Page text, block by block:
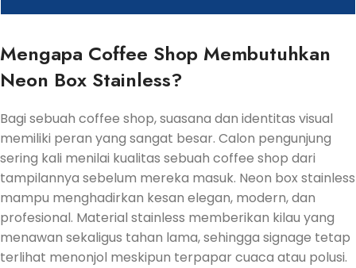
Mengapa Coffee Shop Membutuhkan
Neon Box Stainless?
Bagi sebuah coffee shop, suasana dan identitas visual
memiliki peran yang sangat besar. Calon pengunjung
sering kali menilai kualitas sebuah coffee shop dari
tampilannya sebelum mereka masuk. Neon box stainless
mampu menghadirkan kesan elegan, modern, dan
profesional. Material stainless memberikan kilau yang
menawan sekaligus tahan lama, sehingga signage tetap
terlihat menonjol meskipun terpapar cuaca atau polusi.